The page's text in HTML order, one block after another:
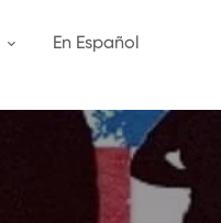
En Español